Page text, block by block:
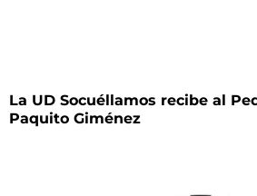
La UD Socuéllamos recibe al
Paquito Giménez